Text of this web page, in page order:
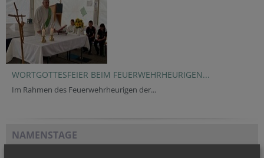
WORTGOTTESFEIER BEIM FEUERWEHRHEURIGEN...
Im Rahmen des Feuerwehrheurigen der...
NAMENSTAGE